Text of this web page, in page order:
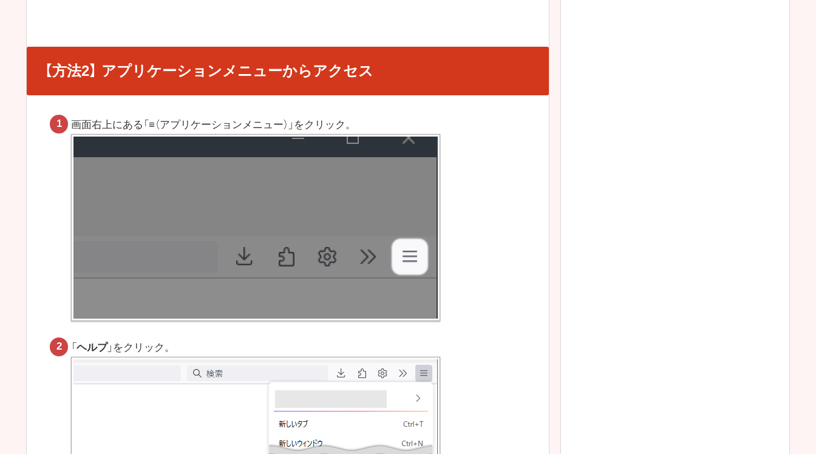
【方法2】 アプリケーションメニューからアクセス
画面右上にある「≡ （アプリケーションメニュー）」をクリック。
「ヘルプ」をクリック。